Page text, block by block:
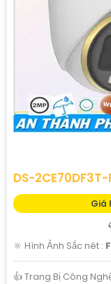
DS-2CE70DF3T-
Giá
🔆 Hình Ảnh Sắc nét :
👍 Trang Bị Công